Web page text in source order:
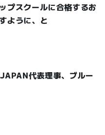
プスクールに合格するお
ように、と
代表理事、ブルー